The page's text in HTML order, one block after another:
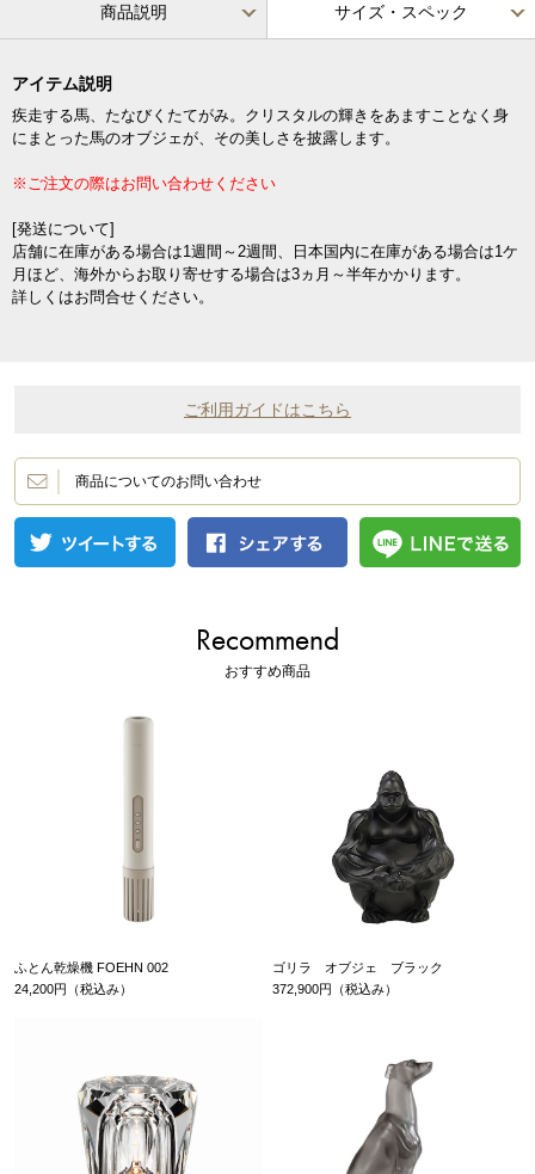
商品説明 サイズ・スペック
アイテム説明
疾走する馬、たなびくたてがみ。クリスタルの輝きをあますことなく身
にまとった馬のオブジェが、その美しさを披露します。
※ご注文の際はお問い合わせください
[発送について]
店舗に在庫がある場合は1週間～2週間、日本国内に在庫がある場合は1ケ
月ほど、海外からお取り寄せする場合は3ヵ月～半年かかります。
詳しくはお問合せください。
ご利用ガイドはこちら
商品についてのお問い合わせ
Recommend
おすすめ商品
ふとん乾燥機 FOEHN 002
24,200円（税込み）
ゴリラ オブジェ ブラック
372,900円（税込み）